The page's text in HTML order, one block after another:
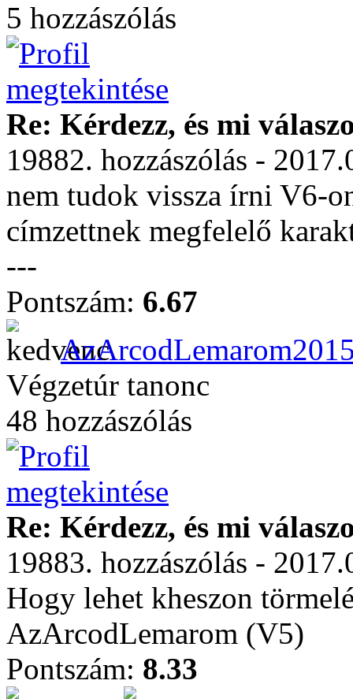
5 hozzászólás
Re: Kérdezz, és mi
19882. hozzászólás -
nem tudok vissza írni V6-
címzettnek megfelelő
---
Pontszám: 6.67
Végzetúr tanonc
48 hozzászólás
Re: Kérdezz, és mi
19883. hozzászólás -
Hogy lehet kheszon
AzArcodLemarom (V5)
Pontszám: 8.33